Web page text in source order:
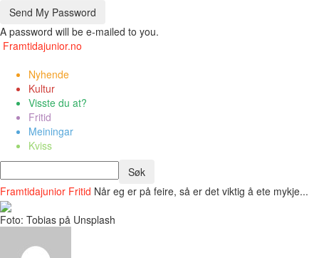
A password will be e-mailed to you.
Framtidajunior.no
Nyhende
Kultur
Visste du at?
Fritid
Meiningar
Kviss
Framtidajunior Fritid Når eg er på feire, så er det viktig å ete mykje...
Foto: Tobias på Unsplash